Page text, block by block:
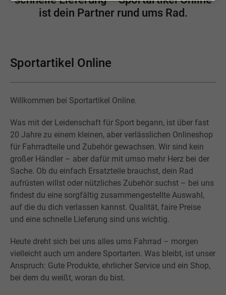
ist dein Partner rund ums Rad.
Sportartikel Online
Willkommen bei Sportartikel Online.
Was mit der Leidenschaft für Sport begann, ist über fast
20 Jahre zu einem kleinen, aber verlässlichen Onlineshop
für Fahrradteile und Zubehör gewachsen. Wir sind kein
großer Händler – aber dafür mit umso mehr Herz bei der
Sache. Ob du einfach Ersatzteile brauchst, dein Rad
aufrüsten willst oder nützliches Zubehör suchst – bei uns
findest du eine sorgfältig zusammengestellte Auswahl,
auf die du dich verlassen kannst. Qualität, faire Preise
und eine schnelle Lieferung sind uns wichtig.
Heute dreht sich bei uns alles ums Fahrrad – morgen
vielleicht auch um andere Sportarten. Was bleibt, ist unser
Anspruch: Gute Produkte, ehrlicher Service und ein Shop,
bei dem du weißt, woran du bist.